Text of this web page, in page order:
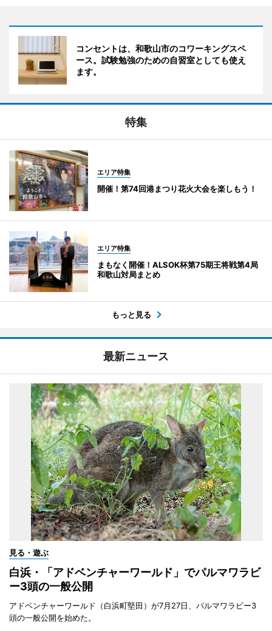
コンセントは、和歌山市のコワーキングスペ
ース。試験勉強のための自習室としても使え
ます。
特集
エリア特集
開催！第74回港まつり花火大会を楽しもう！
エリア特集
まもなく開催！ALSOK杯第75期王将戦第4局
和歌山対局まとめ
もっと見る
最新ニュース
見る・遊ぶ
白浜・「アドベンチャーワールド」でパルマワラビ
ー3頭の一般公開
アドベンチャーワールド（白浜町堅田）が7月27日、パルマワラビー3
頭の一般公開を始めた。